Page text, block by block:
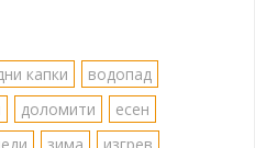
капки
водопад
доломити
есен